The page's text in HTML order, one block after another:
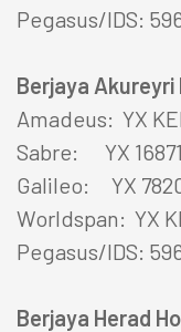
Pegasus/IDS:
Berjaya Akureyri
Amadeus: YX
Sabre: YX
Galileo: YX
Worldspan: YX
Pegasus/IDS:
Berjaya Herad